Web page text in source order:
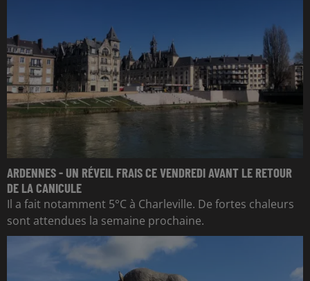
ARDENNES - UN RÉVEIL FRAIS CE VENDREDI AVANT LE RETOUR
DE LA CANICULE
Il a fait notamment 5°C à Charleville. De fortes chaleurs
sont attendues la semaine prochaine.